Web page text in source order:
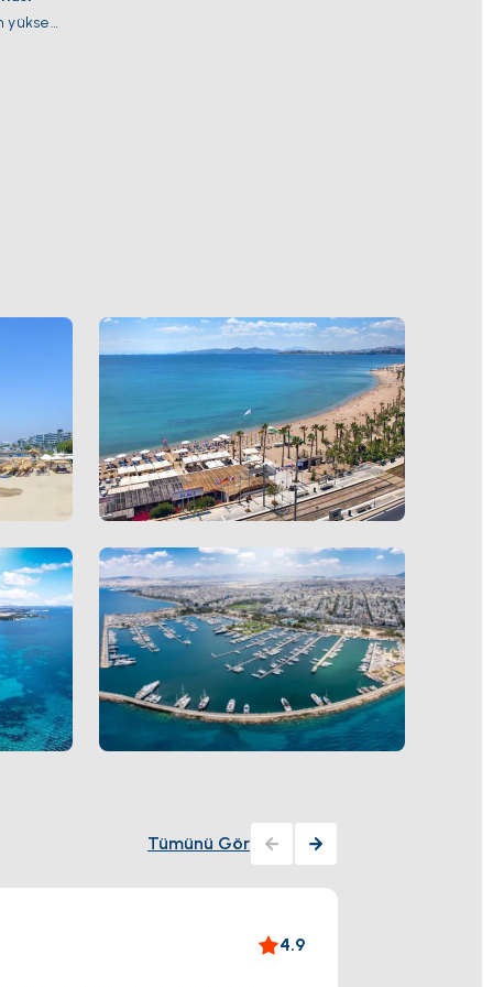
yüksek
Tümünü Gör
4.9